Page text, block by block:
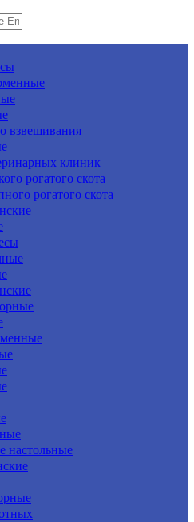
взвешивания
клиник
рогатого скота
рогатого скота
настольные